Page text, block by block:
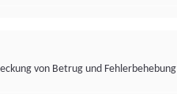
von Betrug und Fehlerbehebung